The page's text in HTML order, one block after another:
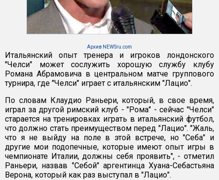
Архив NEWSru.com
Итальянский опыт тренера и игроков лондонского
"Челси" может сослужить хорошую службу клубу
Романа Абрамовича в центральном матче группового
турнира, где "Челси" играет с итальянским "Лацио".
По словам Клаудио Раньери, который, в свое время,
играл за другой римский клуб - "Рома" - сейчас "Челси"
старается на тренировках играть в итальянский футбол,
что должно стать преимуществом перед "Лацио". "Жаль,
что я не выйду на поле в этой встрече, но "Себа" и
другие мои подопечные, которые имеют опыт игры в
чемпионате Италии, должны себя проявить", - отметил
Раньери, назвав "Себой" аргентинца Хуана-Себастьяна
Верона, который как раз выступал в "Лацио".